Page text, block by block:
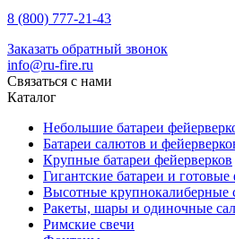
8 (800) 777-21-43
Заказать обратный звонок
info@ru-fire.ru
Связаться с нами
Каталог
Небольшие батареи
Батареи салютов и
Крупные батареи фейерверков
Гигантские батареи и готовые
Высотные крупнокалиберные
Ракеты, шары и одиночные
Римские свечи